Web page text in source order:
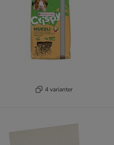
4 varianter